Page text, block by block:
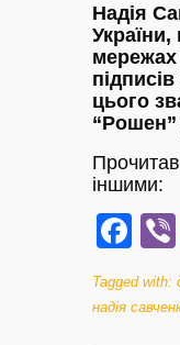
Надія
України,
мережах
цього
іншими:
Tagged with:
надія